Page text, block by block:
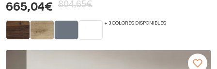
665,04€ 804,65€
+ 3 COLORES DISPONIBLES